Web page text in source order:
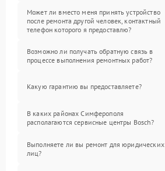
Может ли вместо меня принять устройство
после ремонта другой человек, контактный
телефон которого я предоставлю?
Возможно ли получать обратную связь в
процессе выполнения ремонтных работ?
Какую гарантию вы предоставляете?
В каких районах Симферополя
располагаются сервисные центры Bosch?
Выполняете ли вы ремонт для юридических
лиц?